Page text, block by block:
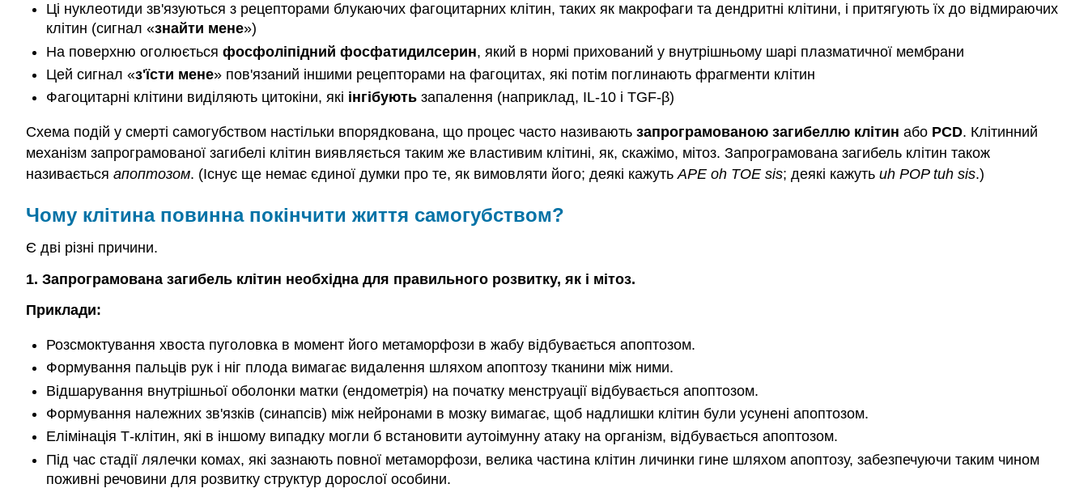
Ці нуклеотиди зв'язуються з рецепторами блукаючих фагоцитарних клітин, таких як макрофаги та дендритні клітини, і притягують їх до відмираючих
клітин (сигнал «знайти мене»)
На поверхню оголюється фосфоліпідний фосфатидилсерин, який в нормі прихований у внутрішньому шарі плазматичної мембрани
Цей сигнал «з'їсти мене» пов'язаний іншими рецепторами на фагоцитах, які потім поглинають фрагменти клітин
Фагоцитарні клітини виділяють цитокіни, які інгібуютьзапалення (наприклад, IL-10 і TGF-β)
Схема подій у смерті самогубством настільки впорядкована, що процес часто називають запрограмованою загибеллю клітин або PCD. Клітинний
механізм запрограмованої загибелі клітин виявляється таким же властивим клітині, як, скажімо, мітоз. Запрограмована загибель клітин також
називається апоптозом. (Існує ще немає єдиної думки про те, як вимовляти його; деякі кажуть APE oh TOE sis; деякі кажуть uh POP tuh sis.)
Чому клітина повинна покінчити життя самогубством?
Є дві різні причини.
1. Запрограмована загибель клітин необхідна для правильного розвитку, як і мітоз.
Приклади:
Розсмоктування хвоста пуголовка в момент його метаморфози в жабу відбувається апоптозом.
Формування пальців рук і ніг плода вимагає видалення шляхом апоптозу тканини між ними.
Відшарування внутрішньої оболонки матки (ендометрія) на початку менструації відбувається апоптозом.
Формування належних зв'язків (синапсів) між нейронами в мозку вимагає, щоб надлишки клітин були усунені апоптозом.
Елімінація Т-клітин, які в іншому випадку могли б встановити аутоімунну атаку на організм, відбувається апоптозом.
Під час стадії лялечки комах, які зазнають повної метаморфози, велика частина клітин личинки гине шляхом апоптозу, забезпечуючи таким чином
поживні речовини для розвитку структур дорослої особини.